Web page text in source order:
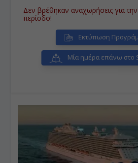
Δεν βρέθηκαν αναχωρήσεις για
περίοδο!
Εκτύπωση
Μία ημέρα επάνω στο